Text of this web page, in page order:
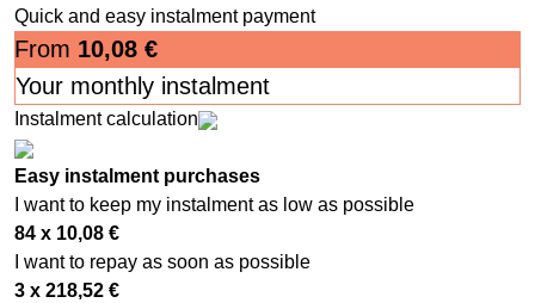
Quick and easy instalment payment
From 10,08 €
Your monthly instalment
Instalment calculation
Easy instalment purchases
I want to keep my instalment as low as possible
84 x 10,08 €
I want to repay as soon as possible
3 x 218,52 €